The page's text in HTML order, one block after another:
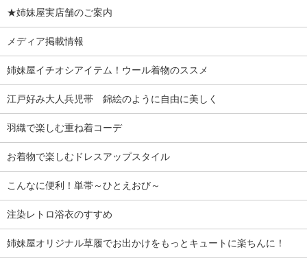
★姉妹屋実店舗のご案内
メディア掲載情報
姉妹屋イチオシアイテム！ウール着物のススメ
江戸好み大人兵児帯 錦絵のように自由に美しく
羽織で楽しむ重ね着コーデ
お着物で楽しむドレスアップスタイル
こんなに便利！単帯～ひとえおび～
注染レトロ浴衣のすすめ
姉妹屋オリジナル草履でお出かけをもっとキュートに楽ちんに！